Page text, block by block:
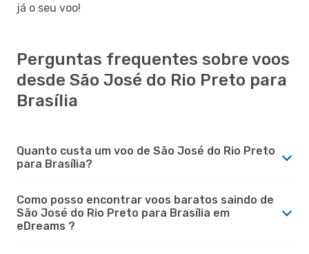
já o seu voo!
Perguntas frequentes sobre voos
desde São José do Rio Preto para
Brasília
Quanto custa um voo de São José do Rio Preto
para Brasília?
Como posso encontrar voos baratos saindo de
São José do Rio Preto para Brasília em
eDreams ?